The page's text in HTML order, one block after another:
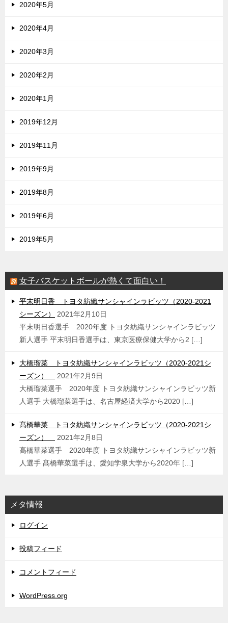
2020年5月
2020年4月
2020年3月
2020年2月
2020年1月
2019年12月
2019年11月
2019年9月
2019年8月
2019年6月
2019年5月
女子バスケットボールが熱くて面白い！
平末明日香 トヨタ紡織サンシャインラビッツ（2020-2021
シーズン）
2021年2月10日
平末明日香選手 2020年度 トヨタ紡織サンシャインラビッツ
新人選手 平末明日香選手は、東京医療保健大学から2 […]
大橋瑠菜 トヨタ紡織サンシャインラビッツ（2020-2021シ
ーズン）
2021年2月9日
大橋瑠菜選手 2020年度 トヨタ紡織サンシャインラビッツ新
人選手 大橋瑠菜選手は、名古屋経済大学から2020 […]
髙橋華菜 トヨタ紡織サンシャインラビッツ（2020-2021シ
ーズン）
2021年2月8日
髙橋華菜選手 2020年度 トヨタ紡織サンシャインラビッツ新
人選手 髙橋華菜選手は、愛知学泉大学から2020年 […]
メタ情報
ログイン
投稿フィード
コメントフィード
WordPress.org